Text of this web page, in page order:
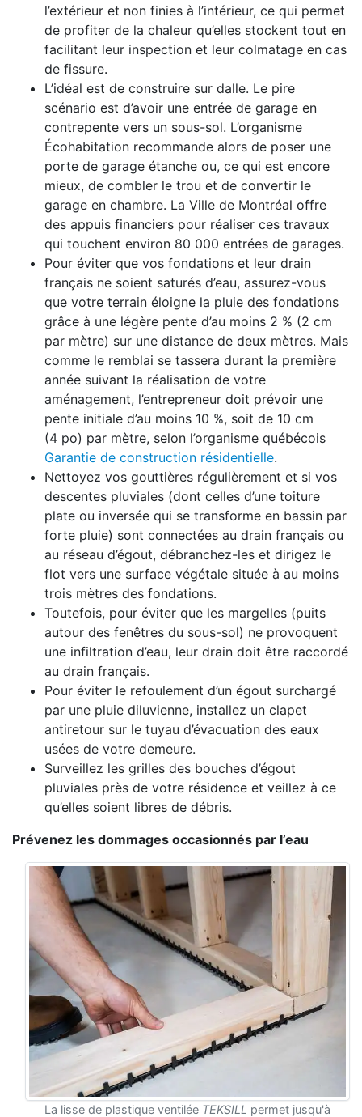
l’extérieur et non finies à l’intérieur, ce qui permet
de profiter de la chaleur qu’elles stockent tout en
facilitant leur inspection et leur colmatage en cas
de fissure.
L’idéal est de construire sur dalle. Le pire
scénario est d’avoir une entrée de garage en
contrepente vers un sous-sol. L’organisme
Écohabitation recommande alors de poser une
porte de garage étanche ou, ce qui est encore
mieux, de combler le trou et de convertir le
garage en chambre. La Ville de Montréal offre
des appuis financiers pour réaliser ces travaux
qui touchent environ 80 000 entrées de garages.
Pour éviter que vos fondations et leur drain
français ne soient saturés d’eau, assurez-vous
que votre terrain éloigne la pluie des fondations
grâce à une légère pente d’au moins 2 % (2 cm
par mètre) sur une distance de deux mètres. Mais
comme le remblai se tassera durant la première
année suivant la réalisation de votre
aménagement, l’entrepreneur doit prévoir une
pente initiale d’au moins 10 %, soit de 10 cm
(4 po) par mètre, selon l’organisme québécois
Garantie de construction résidentielle.
Nettoyez vos gouttières régulièrement et si vos
descentes pluviales (dont celles d’une toiture
plate ou inversée qui se transforme en bassin par
forte pluie) sont connectées au drain français ou
au réseau d’égout, débranchez-les et dirigez le
flot vers une surface végétale située à au moins
trois mètres des fondations.
Toutefois, pour éviter que les margelles (puits
autour des fenêtres du sous-sol) ne provoquent
une infiltration d’eau, leur drain doit être raccordé
au drain français.
Pour éviter le refoulement d’un égout surchargé
par une pluie diluvienne, installez un clapet
antiretour sur le tuyau d’évacuation des eaux
usées de votre demeure.
Surveillez les grilles des bouches d’égout
pluviales près de votre résidence et veillez à ce
qu’elles soient libres de débris.
Prévenez les dommages occasionnés par l’eau
La lisse de plastique ventilée TEKSILL permet jusqu'à